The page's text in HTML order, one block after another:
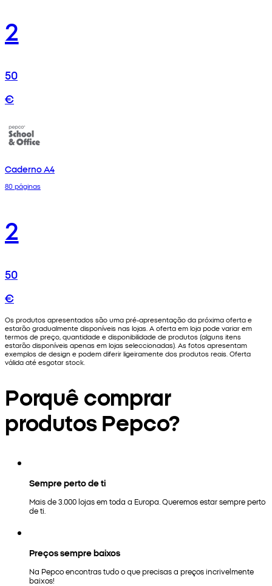
2
50
€
Caderno A4
80 páginas
2
50
€
Os produtos apresentados são uma pré-apresentação da próxima oferta e
estarão gradualmente disponíveis nas lojas. A oferta em loja pode variar em
termos de preço, quantidade e disponibilidade de produtos (alguns itens
estarão disponíveis apenas em lojas seleccionadas). As fotos apresentam
exemplos de design e podem diferir ligeiramente dos produtos reais. Oferta
válida até esgotar stock.
Porquê comprar
produtos Pepco?
Sempre perto de ti
Mais de 3.000 lojas em toda a Europa. Queremos estar sempre perto
de ti.
Preços sempre baixos
Na Pepco encontras tudo o que precisas a preços incrivelmente
baixos!